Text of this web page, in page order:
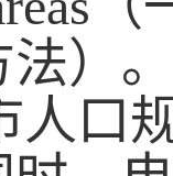
法）。
人口